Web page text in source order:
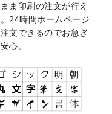
イルバッグ が作成で
た！
デザインテンプレート
。
いのデザインテンプ
した。
やイラスト素材が無料
ま印刷の注文が行え
。24時間ホームページ
文できるのでお急ぎ
心。